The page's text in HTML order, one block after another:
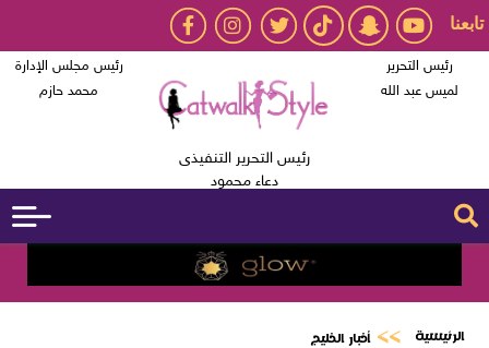
تابعنا
رئيس التحرير
لميس عبد الله
رئيس التحرير التنفيذى
دعاء محمود
رئيس مجلس الإدارة
محمد حازم
الرئيسية أخبار الخليج